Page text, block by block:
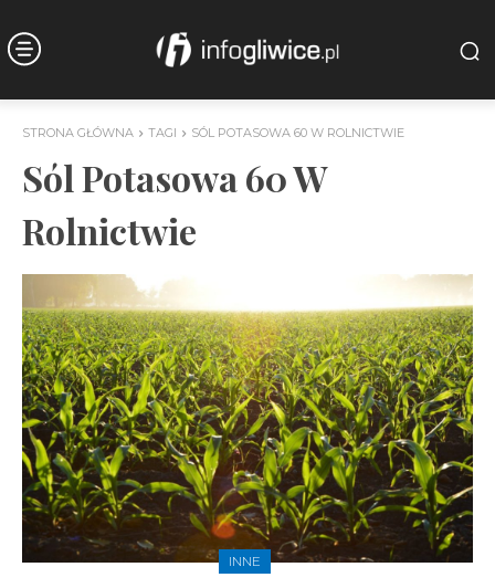
STRONA GŁÓWNA TAGI SÓL POTASOWA 60 W ROLNICTWIE
Sól Potasowa 60 W
Rolnictwie
INNE